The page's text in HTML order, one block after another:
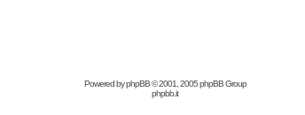
Powered byphpBB© 2001, 2005 phpBB Group
phpbb.it